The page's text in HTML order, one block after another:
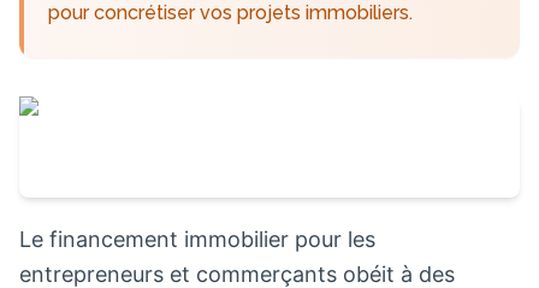
pour concrétiser vos projets immobiliers.
Le financement immobilier pour les
entrepreneurs et commerçants obéit à des